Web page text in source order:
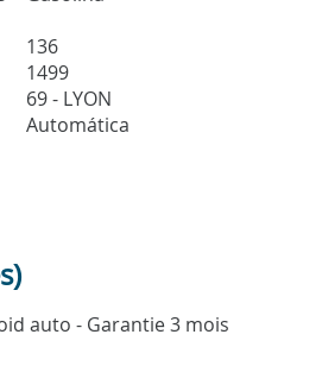
136
1499
69 - LYON
Automática
auto - Garantie 3 mois